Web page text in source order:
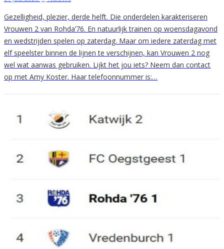
Gezelligheid, plezier, derde helft. Die onderdelen karakteriseren
Vrouwen 2 van Rohda’76. En natuurlijk trainen op woensdagavond
en wedstrijden spelen op zaterdag. Maar om iedere zaterdag met
elf speelster binnen de lijnen te verschijnen, kan Vrouwen 2 nog
wel wat aanwas gebruiken. Lijkt het jou iets? Neem dan contact
op met Amy Koster. Haar telefoonnummer is:…